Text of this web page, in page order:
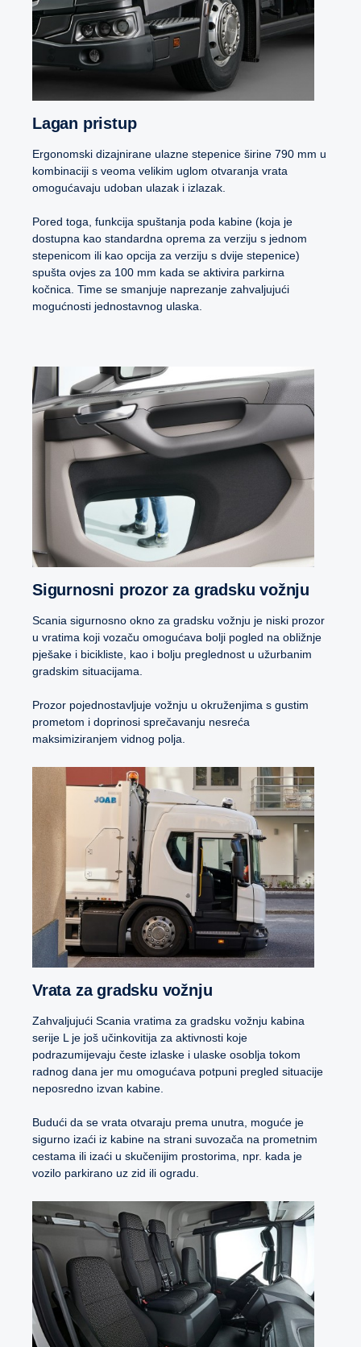
Lagan pristup
Ergonomski dizajnirane ulazne stepenice širine 790 mm u
kombinaciji s veoma velikim uglom otvaranja vrata
omogućavaju udoban ulazak i izlazak.
Pored toga, funkcija spuštanja poda kabine (koja je
dostupna kao standardna oprema za verziju s jednom
stepenicom ili kao opcija za verziju s dvije stepenice)
spušta ovjes za 100 mm kada se aktivira parkirna
kočnica. Time se smanjuje naprezanje zahvaljujući
mogućnosti jednostavnog ulaska.
Sigurnosni prozor za gradsku vožnju
Scania sigurnosno okno za gradsku vožnju je niski prozor
u vratima koji vozaču omogućava bolji pogled na obližnje
pješake i bicikliste, kao i bolju preglednost u užurbanim
gradskim situacijama.
Prozor pojednostavljuje vožnju u okruženjima s gustim
prometom i doprinosi sprečavanju nesreća
maksimiziranjem vidnog polja.
Vrata za gradsku vožnju
Zahvaljujući Scania vratima za gradsku vožnju kabina
serije L je još učinkovitija za aktivnosti koje
podrazumijevaju česte izlaske i ulaske osoblja tokom
radnog dana jer mu omogućava potpuni pregled situacije
neposredno izvan kabine.
Budući da se vrata otvaraju prema unutra, moguće je
sigurno izaći iz kabine na strani suvozača na prometnim
cestama ili izaći u skučenijim prostorima, npr. kada je
vozilo parkirano uz zid ili ogradu.